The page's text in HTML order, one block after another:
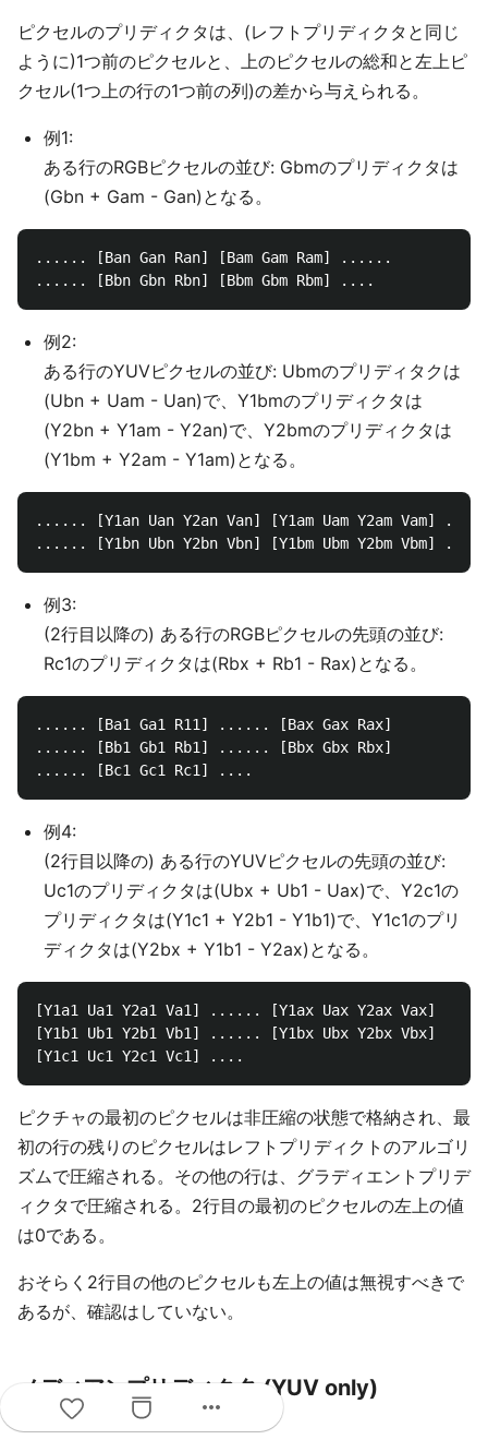
ピクセルのプリディクタは、(レフトプリディクタと同じ
ように)1つ前のピクセルと、上のピクセルの総和と左上ピ
クセル(1つ上の行の1つ前の列)の差から与えられる。
例1:
ある行のRGBピクセルの並び: Gbmのプリディクタは
(Gbn + Gam - Gan)となる。
...... [Ban Gan Ran] [Bam Gam Ram] ......
例2:
ある行のYUVピクセルの並び: Ubmのプリディタクは
(Ubn + Uam - Uan)で、Y1bmのプリディクタは
(Y2bn + Y1am - Y2an)で、Y2bmのプリディクタは
(Y1bm + Y2am - Y1am)となる。
...... [Y1an Uan Y2an Van] [Y1am Uam Y2am Vam]
例3:
(2行目以降の) ある行のRGBピクセルの先頭の並び:
Rc1のプリディクタは(Rbx + Rb1 - Rax)となる。
...... [Ba1 Ga1 R11] ...... [Bax Gax Rax]
...... [Bb1 Gb1 Rb1] ...... [Bbx Gbx Rbx]
例4:
(2行目以降の) ある行のYUVピクセルの先頭の並び:
Uc1のプリディクタは(Ubx + Ub1 - Uax)で、Y2c1の
プリディクタは(Y1c1 + Y2b1 - Y1b1)で、Y1c1のプリ
ディクタは(Y2bx + Y1b1 - Y2ax)となる。
[Y1a1 Ua1 Y2a1 Va1] ...... [Y1ax Uax Y2ax Vax]
[Y1b1 Ub1 Y2b1 Vb1] ...... [Y1bx Ubx Y2bx Vbx]
ピクチャの最初のピクセルは非圧縮の状態で格納され、最
初の行の残りのピクセルはレフトプリディクトのアルゴリ
ズムで圧縮される。その他の行は、グラディエントプリデ
ィクタで圧縮される。2行目の最初のピクセルの左上の値
は0である。
おそらく2行目の他のピクセルも左上の値は無視すべきで
あるが、確認はしていない。
メディアンプリディクタ (YUV only)
more_horiz